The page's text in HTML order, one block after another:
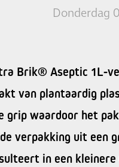
Donderdag
Brik® Aseptic 1L-
van plantaardig
waardoor het
verpakking uit een
in een kleinere